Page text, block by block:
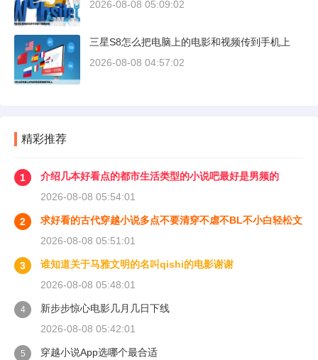
2026-08-08 05:09:02
三星S8怎么把电脑上的电影和视频传到手机上
2026-08-08 04:57:02
精彩推荐
1
介绍几本好看点的都市生活类型的小说吧最好是男频的
2026-08-08 05:54:01
2
求好看的古代穿越小说多点不要清穿不虐不BL不小白轻松文
2026-08-08 05:51:01
3
谁知道关于马雅文明的名叫qishi的电影谢谢
2026-08-08 05:48:01
4
新步步惊心电影几月几日下线
2026-08-08 05:42:01
5
穿越小说App选哪个最合适